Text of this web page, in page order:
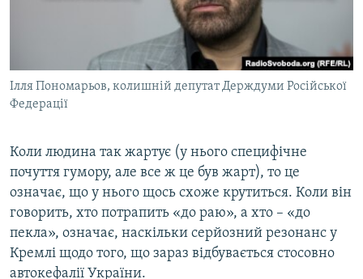
Ілля Пономарьов, колишній депутат Держдуми Російської
Федерації
Коли людина так жартує (у нього специфічне
почуття гумору, але все ж це був жарт), то це
означає, що у нього щось схоже крутиться. Коли він
говорить, хто потрапить «до раю», а хто – «до
пекла», означає, наскільки серйозний резонанс у
Кремлі щодо того, що зараз відбувається стосовно
автокефалії України.